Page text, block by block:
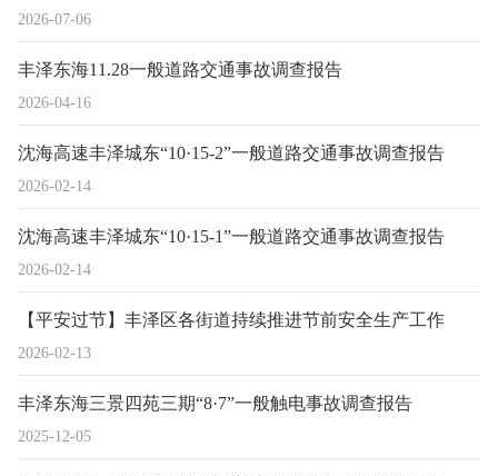
2026-07-06
2026-04-16
丰泽东海11.28一般道路交通事故调查报告
2026-02-14
沈海高速丰泽城东“10·15-2”一般道路交通事故调查报告
2026-02-14
沈海高速丰泽城东“10·15-1”一般道路交通事故调查报告
2026-02-13
【平安过节】丰泽区各街道持续推进节前安全生产工作
2025-12-05
丰泽东海三景四苑三期“8·7”一般触电事故调查报告